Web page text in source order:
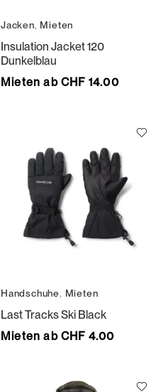
Jacken, Mieten
Insulation Jacket 120
Dunkelblau
Mieten ab CHF 14.00
Handschuhe, Mieten
Last Tracks Ski Black
Mieten ab CHF 4.00